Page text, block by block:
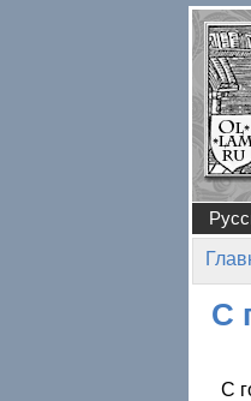
Перейти к основному
Вы
С
С